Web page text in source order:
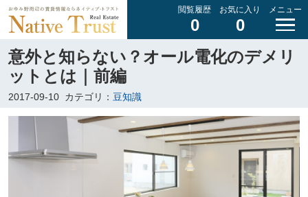
閲覧履歴
0
お気に入り
0
メニュー
意外と知らない？オール電化のデメリ
ットとは｜前編
2017-09-10 カテゴリ： 豆知識